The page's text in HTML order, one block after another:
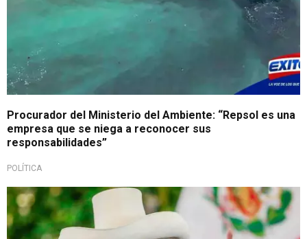
Procurador del Ministerio del Ambiente: “Repsol es una
empresa que se niega a reconocer sus
responsabilidades”
POLÍTICA